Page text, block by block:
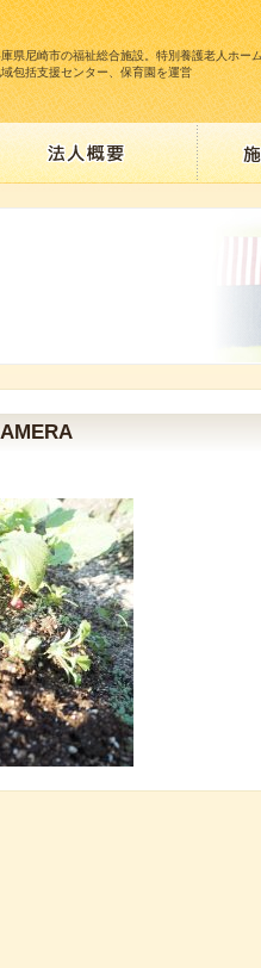
県尼崎市の福祉総合施設。特別養護老人ホー
包括支援センター、保育園を運営